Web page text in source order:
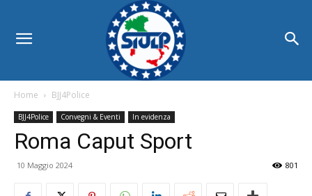
Home BJJ4Police
BJJ4Police Convegni & Eventi In evidenza
Roma Caput Sport
10 Maggio 2024 801